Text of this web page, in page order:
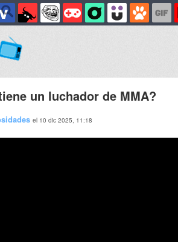
un luchador de MMA?
el 10 dic 2025, 11:18